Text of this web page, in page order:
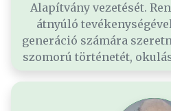
Alapítvány vezetését.
átnyúló
generáció számára
szomorú történetét,